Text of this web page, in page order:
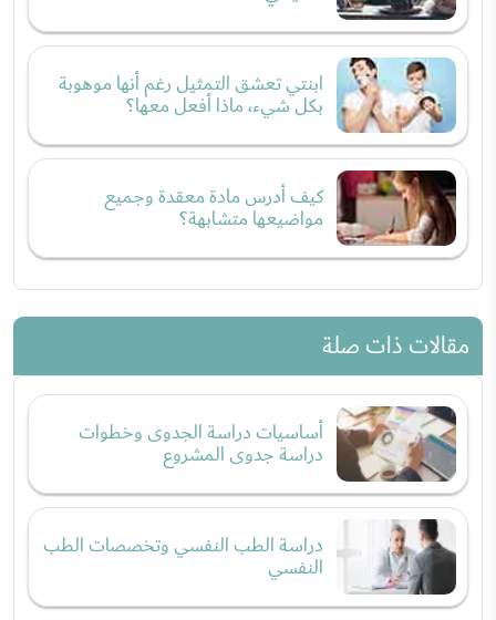
ابنتي تعشق التمثيل رغم أنها موهوبة
بكل شيء، ماذا أفعل معها؟
كيف أدرس مادة معقدة وجميع
مواضيعها متشابهة؟
مقالات ذات صلة
أساسيات دراسة الجدوى وخطوات
دراسة جدوى المشروع
دراسة الطب النفسي وتخصصات الطب
النفسي